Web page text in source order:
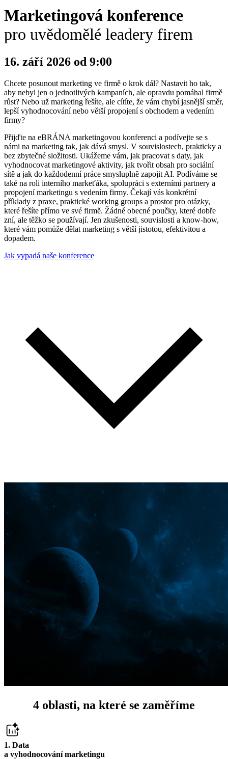
Marketingová konference
pro uvědomělé leadery firem
16. září 2026 od 9:00
Chcete posunout marketing ve firmě o krok dál? Nastavit ho tak,
aby nebyl jen o jednotlivých kampaních, ale opravdu pomáhal firmě
růst? Nebo už marketing řešíte, ale cítíte, že vám chybí jasnější směr,
lepší vyhodnocování nebo větší propojení s obchodem a vedením
firmy?
Přijďte na eBRÁNA marketingovou konferenci a podívejte se s
námi na marketing tak, jak dává smysl. V souvislostech, prakticky a
bez zbytečné složitosti. Ukážeme vám, jak pracovat s daty, jak
vyhodnocovat marketingové aktivity, jak tvořit obsah pro sociální
sítě a jak do každodenní práce smysluplně zapojit AI. Podíváme se
také na roli interního markeťáka, spolupráci s externími partnery a
propojení marketingu s vedením firmy. Čekají vás konkrétní
příklady z praxe, praktické working groups a prostor pro otázky,
které řešíte přímo ve své firmě. Žádné obecné poučky, které dobře
zní, ale těžko se používají. Jen zkušenosti, souvislosti a know-how,
které vám pomůže dělat marketing s větší jistotou, efektivitou a
dopadem.
Jak vypadá naše konference
4 oblasti, na které se zaměříme
1. Data
a vyhodnocování marketingu